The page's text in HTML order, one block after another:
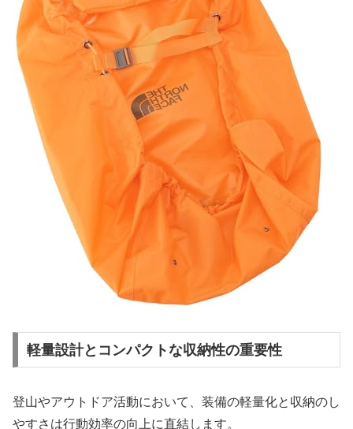
軽量設計とコンパクトな収納性の重要性
登山やアウトドア活動において、装備の軽量化と収納のし
やすさは行動効率の向上に直結します。